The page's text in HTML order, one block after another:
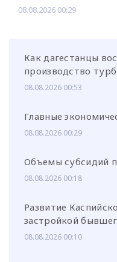
08.08.2026 00:29
Как дагестанцы
производство
08.08.2026 00:53
Главные
08.08.2026 00:29
Объемы субсидий
08.08.2026 00:18
Развитие
застройкой
08.08.2026 00:10